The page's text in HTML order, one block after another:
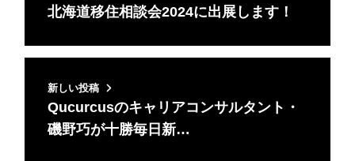
北海道移住相談会2024に出展します！
新しい投稿
Qucurcusのキャリアコンサルタント・
磯野巧が十勝毎日新…